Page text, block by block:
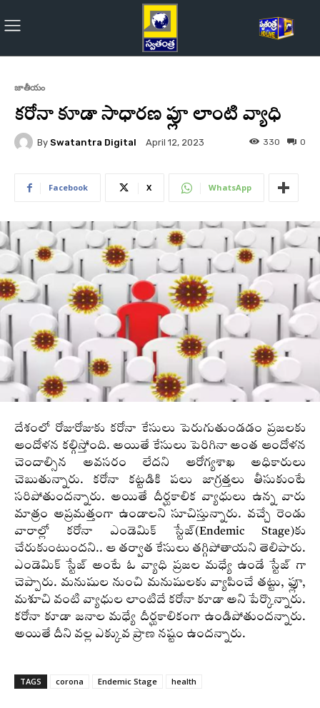
జాతీయం
కరోనా కూడా సాధారణ ప్లూ లాంటి వ్యాధి
By Swatantra Digital April 12, 2023 0
330
Facebook X WhatsApp
దేశంలో రోజురోజుకు కరోనా కేసులు పెరుగుతుండడం ప్రజలకు
ఆందోళన కల్గిస్తోంది. అయితే కేసులు పెరిగినా అంత ఆందోళన
చెందాల్సిన అవసరం లేదని ఆరోగ్యశాఖ అధికారులు
చెబుతున్నారు. కరోనా కట్టడికి పలు జాగ్రత్తలు తీసుకుంటే
సరిపోతుందన్నారు. అయితే దీర్ఘకాలిక వ్యాధులు ఉన్న వారు
మాత్రం అప్రమత్తంగా ఉండాలని సూచిస్తున్నారు. వచ్చే రెండు
వారాల్లో కరోనా ఎండెమిక్ స్టేజ్(Endemic Stage)కు
చేరుకుంటుందని.. ఆ తర్వాత కేసులు తగ్గిపోతాయని తెలిపారు.
ఎండెమిక్ స్టేజ్ అంటే ఓ వ్యాధి ప్రజల మధ్యే ఉండే స్టేజ్ గా
చెప్పారు. మనుషుల నుంచి మనుషులకు వ్యాపించే తట్టు, ఫ్లూ,
మశూచి వంటి వ్యాధుల లాంటిదే కరోనా కూడా అని పేర్కొన్నారు.
కరోనా కూడా జనాల మధ్యే దీర్ఘకాలికంగా ఉండిపోతుందన్నారు.
అయితే దీని వల్ల ఎక్కువ ప్రాణ నష్టం ఉందన్నారు.
TAGS corona Endemic Stage health